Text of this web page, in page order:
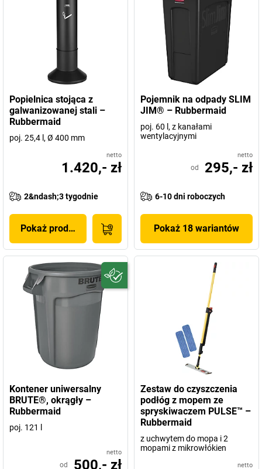
Popielnica stojąca z
galwanizowanej stali –
Rubbermaid
poj. 25,4 l, Ø 400 mm
netto
1.420,- zł
2&ndash;3 tygodnie
Pokaż produkt
Pojemnik na odpady SLIM
JIM® – Rubbermaid
poj. 60 l, z kanałami
wentylacyjnymi
netto
od 295,- zł
6-10 dni roboczych
Pokaż 18 wariantów
Kontener uniwersalny
BRUTE®, okrągły –
Rubbermaid
poj. 121 l
netto
od 500,- zł
Zestaw do czyszczenia
podłóg z mopem ze
spryskiwaczem PULSE™ –
Rubbermaid
z uchwytem do mopa i 2
mopami z mikrowłókien
netto